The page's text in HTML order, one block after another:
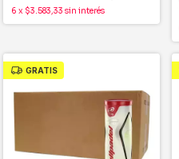
6 x $3.583,33 sin interés
GRATIS